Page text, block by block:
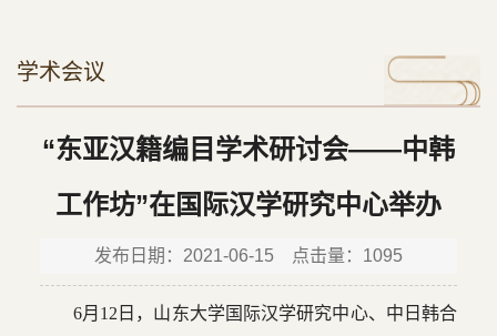
学术会议
“东亚汉籍编目学术研讨会——中韩
工作坊”在国际汉学研究中心举办
发布日期：2021-06-15 点击量： 1095
6月12日，山东大学国际汉学研究中心、中日韩合